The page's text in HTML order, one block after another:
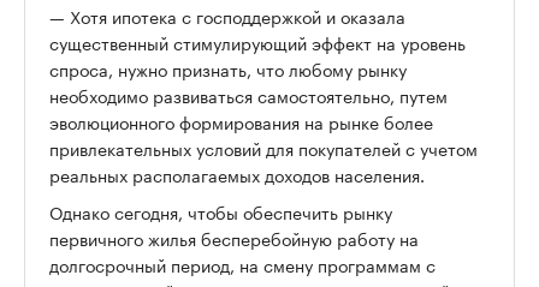
— Хотя ипотека с господдержкой и оказала
существенный стимулирующий эффект на уровень
спроса, нужно признать, что любому рынку
необходимо развиваться самостоятельно, путем
эволюционного формирования на рынке более
привлекательных условий для покупателей с учетом
реальных располагаемых доходов населения.
Однако сегодня, чтобы обеспечить рынку
первичного жилья бесперебойную работу на
долгосрочный период, на смену программам с